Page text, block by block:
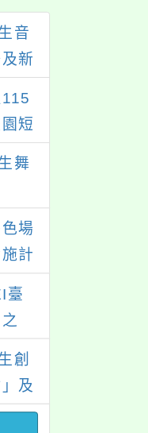
音
新
短
門
歡
舞
場
計
臺
創
及